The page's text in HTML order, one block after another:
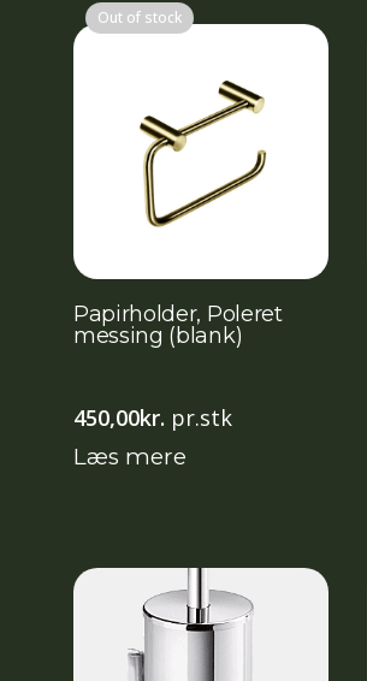
Out of stock
Papirholder, Poleret
messing (blank)
450,00kr. pr.stk
Læs mere